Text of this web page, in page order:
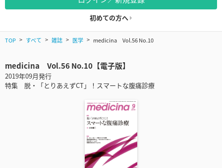
初めての方へ
TOP すべて 雑誌 医学 medicina Vol.56 No.10
medicina Vol.56 No.10【電子版】
2019年09月発行
特集 脱・「とりあえずCT」！スマートな腹痛診療